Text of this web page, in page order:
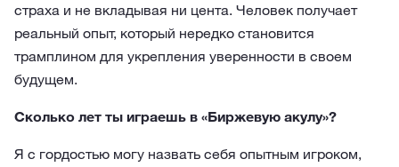
страха и не вкладывая ни цента. Человек получает
реальный опыт, который нередко становится
трамплином для укрепления уверенности в своем
будущем.
Сколько лет ты играешь в «Биржевую акулу»?
Я с гордостью могу назвать себя опытным игроком,